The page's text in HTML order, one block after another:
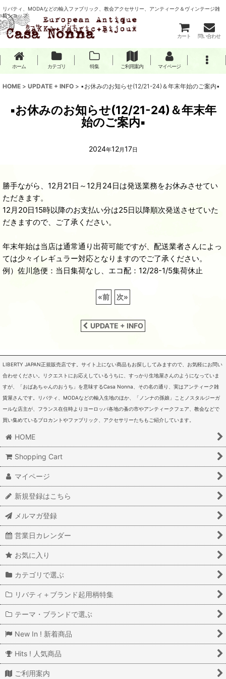
リバティ、MODAなどの輸入ファブリック、教会アクセサリー、アンティーク＆ヴィンテージ雑
貨ショップ
カート 問い合わせ
ホーム カテゴリ 特集 ご利用案内 マイページ
HOME > UPDATE + INFO > ▪️お休みのお知らせ(12/21-24)＆年末年始のご案内▪️
▪️お休みのお知らせ(12/21-24)＆年末年
始のご案内▪️
2024年12月17日
勝手ながら、12月21日～12月24日は発送業務をお休みさせてい
ただきます。
12月20日15時以降のお支払い分は25日以降順次発送させていた
だきますので、ご了承ください。
年末年始は当店は通常通り出荷可能ですが、配送業者さんによっ
ては少々イレギュラー対応となりますのでご了承ください。
例）佐川急便：当日集荷なし、エコ配：12/28-1/5集荷休止
«前 次»
UPDATE + INFO
LIBERTY JAPAN正規販売店です。サイト上にない商品もお探ししてみますので、お気軽にお問い
合わせください。リクエストにお応えしているうちに、すっかり生地屋さんのようになっていま
すが、「おばあちゃんのおうち」を意味するCasa Nonna、その名の通り、実はアンティーク雑
貨屋さんです。リバティ、MODAなどの輸入生地のほか、「ノンナの孫娘」ことノスタルジーガ
ールな店主が、フランス在住時よりヨーロッパ各地の蚤の市やアンティークフェア、教会などで
買い集めているブロカントやファブリック、アクセサリーたちもご紹介しています。
HOME
Shopping Cart
マイページ
新規登録はこちら
メルマガ登録
営業日カレンダー
お気に入り
カテゴリで選ぶ
リバティ＋ブランド起用柄特集
テーマ・ブランドで選ぶ
New In ! 新着商品
Hits ! 人気商品
ご利用案内